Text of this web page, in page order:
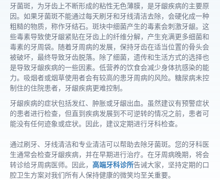
牙菌斑，为牙齿上不断形成的粘性无色薄膜，是牙龈疾病的主要原
因。如果牙菌斑不能通过每天刷牙和牙线清洁去除，会硬化成一种
粗糙的物质，称作牙结石。斑块中细菌产生的毒素会刺激牙龈。这
些毒素导致使牙龈紧贴在牙齿上的纤维分解，产生充满更多细菌和
毒素的牙周袋。随着牙周病的发展，保持牙齿在适当位置的骨头会
被破坏，最终导致牙齿脱落。除了细菌，遗传和生活方式的选择也
是导致牙龈疾病的一些因素。低营养的饮食会减少身体抗感染的能
力。吸烟者或烟草使用者会有较高的患牙周病的风险。糖尿病未控
制住的住院患者，牙龈疾病更难控制。
牙龈疾病的症状包括发红、肿胀或牙龈出血。虽然建议有预警症状
的患者进行检查，但直到疾病发展到不可逆转的情况之前，患者可
能没有任何迹象或症状。因此，建议定期进行牙科检查。
通过刷牙、牙线清洁和专业清洁可以帮助去除牙菌斑。您的牙科医
生通常会检查牙龈疾病，并在早期进行治疗。在牙周病晚期，将会
转诊给牙周病医师。因此， 高端牙科诊所告诫大家，坚持定期的口
腔卫生方案对我们所有人保持健康的微笑均至关重要。